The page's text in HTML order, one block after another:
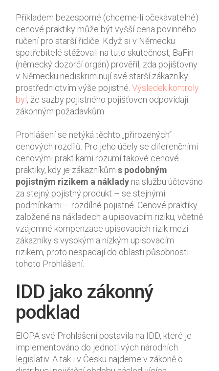
Příkladem bezesporné (chceme-li očekávatelné)
cenové praktiky může být vyšší cena povinného
ručení pro starší řidiče. Když si v Německu
spotřebitelé stěžovali na tuto skutečnost, BaFin
(německý dozorčí orgán) prověřil, zda pojišťovny
v Německu nediskriminují své starší zákazníky
prostřednictvím výše pojistné. Výsledek kontroly
byl , že sazby pojistného pojišťoven odpovídají
zákonným požadavkům.
Prohlášení se netýká těchto „přirozených“
cenových rozdílů. Pro jeho účely se diferenčními
cenovými praktikami rozumí takové cenové
praktiky, kdy je zákazníkům s podobným
pojistným rizikem a náklady na službu účtováno
za stejný pojistný produkt – se stejnými
podmínkami – rozdílné pojistné. Cenové praktiky
založené na nákladech a upisovacím riziku, včetně
vzájemné kompenzace upisovacích rizik mezi
zákazníky s vysokým a nízkým upisovacím
rizikem, proto nespadají do oblasti působnosti
tohoto Prohlášení.
IDD jako zákonný
podklad
EIOPA své Prohlášení postavila na IDD, které je
implementováno do jednotlivých národních
legislativ. A tak i v Česku najdeme v zákoně o